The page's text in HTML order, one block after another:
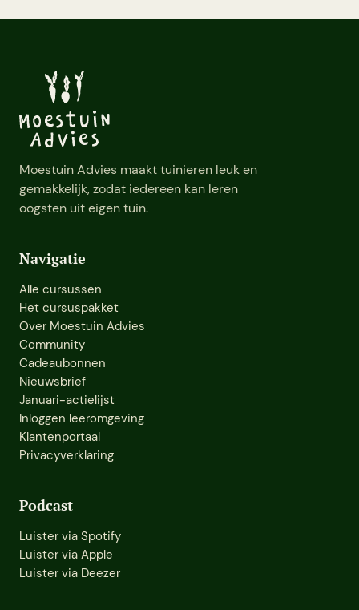
Moestuin Advies maakt tuinieren leuk en
gemakkelijk, zodat iedereen kan leren
oogsten uit eigen tuin.
Navigatie
Alle cursussen
Het cursuspakket
Over Moestuin Advies
Community
Cadeaubonnen
Nieuwsbrief
Januari-actielijst
Inloggen leeromgeving
Klantenportaal
Privacyverklaring
Podcast
Luister via Spotify
Luister via Apple
Luister via Deezer